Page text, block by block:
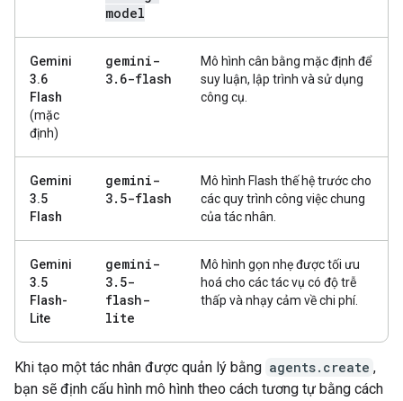
model
Gemini
3.6
Flash
(mặc
định)
gemini-
3. 6-flash
Mô hình cân bằng mặc định để
suy luận, lập trình và sử dụng
công cụ.
Gemini
3.5
Flash
gemini-
3. 5-flash
Mô hình Flash thế hệ trước cho
các quy trình công việc chung
của tác nhân.
Gemini
3.5
Flash-
Lite
gemini-
3. 5-
flash-
lite
Mô hình gọn nhẹ được tối ưu
hoá cho các tác vụ có độ trễ
thấp và nhạy cảm về chi phí.
Khi tạo một tác nhân được quản lý bằng agents.create ,
bạn sẽ định cấu hình mô hình theo cách tương tự bằng cách